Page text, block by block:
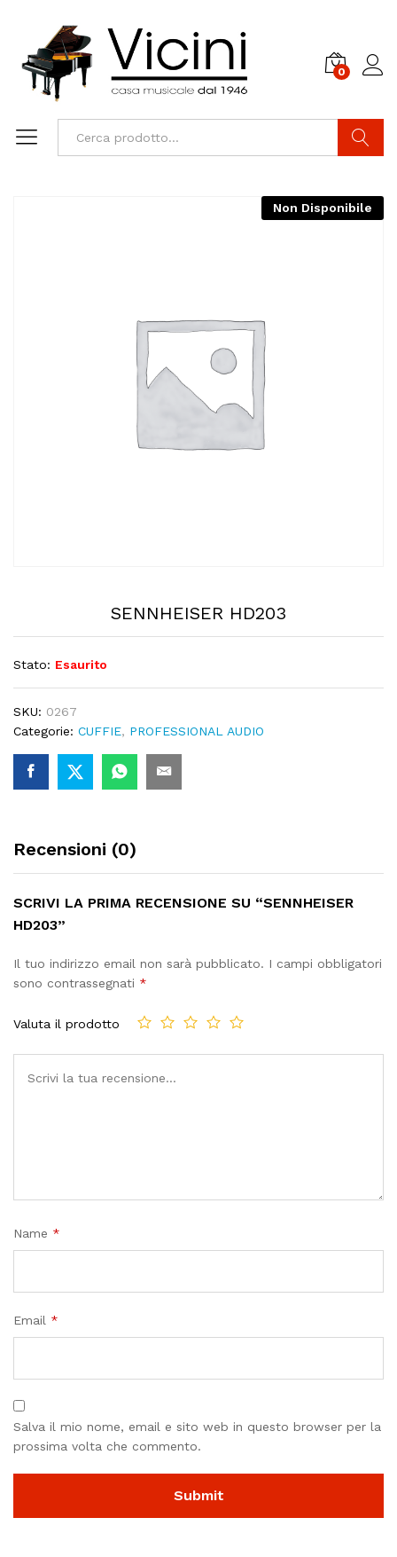
0
Non Disponibile
SENNHEISER HD203
Stato: Esaurito
SKU: 0267
Categorie: CUFFIE, PROFESSIONAL AUDIO
Recensioni (0)
SCRIVI LA PRIMA RECENSIONE SU “SENNHEISER
HD203”
Il tuo indirizzo email non sarà pubblicato. I campi obbligatori
sono contrassegnati *
Valuta il prodotto
Name *
Email *
Salva il mio nome, email e sito web in questo browser per la
prossima volta che commento.